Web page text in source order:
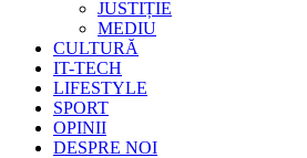
JUSTIȚIE
MEDIU
CULTURĂ
IT-TECH
LIFESTYLE
SPORT
OPINII
DESPRE NOI